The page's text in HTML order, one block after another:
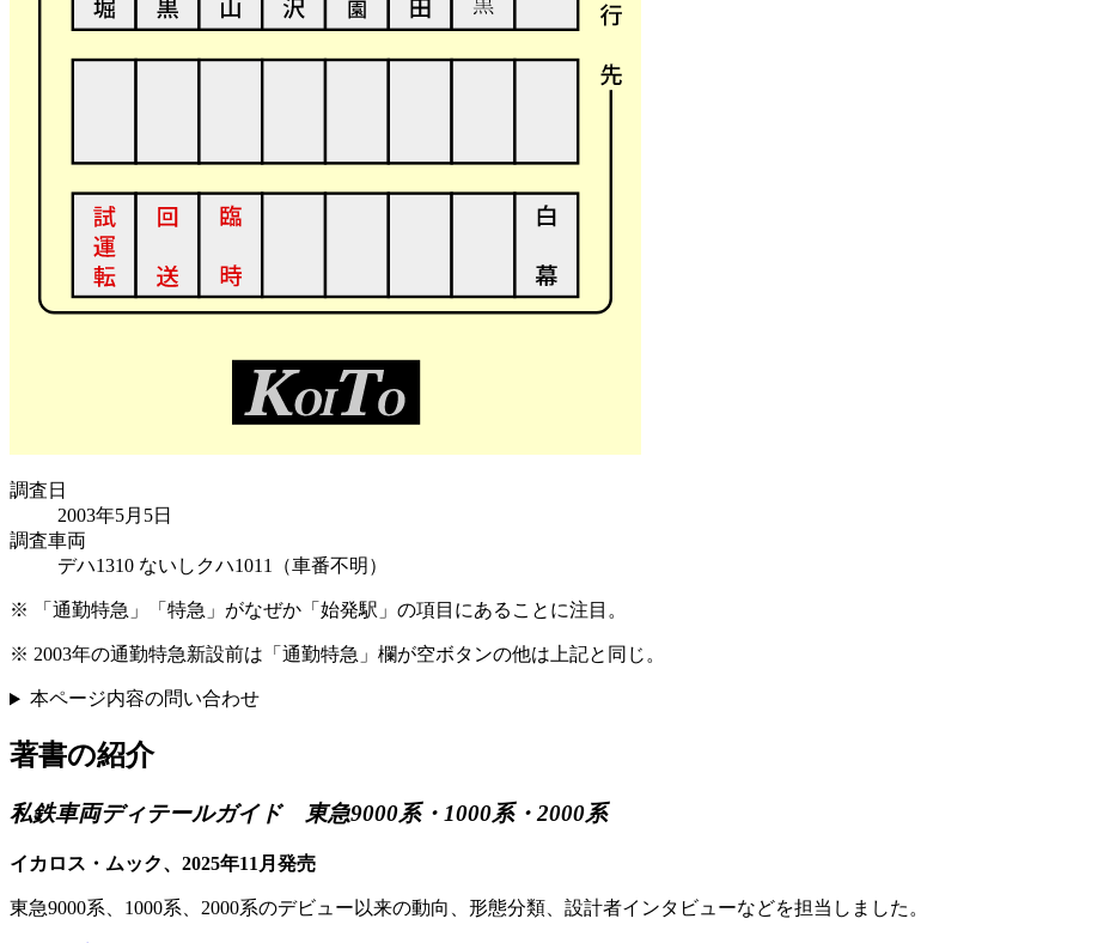
調査日
2003年5月5日
調査車両
デハ1310 ないしクハ1011（車番不明）
※ 通勤特急 特急 がなぜか「始発駅」の項目にあることに注目。
※ 2003年の通勤特急新設前は 通勤特急 欄が空ボタンの他は上記と同じ。
本ページ内容の問い合わせ
著書の紹介
私鉄車両ディテールガイド 東急9000系・1000系・2000系
イカロス・ムック、2025年11月発売
東急9000系、1000系、2000系のデビュー以来の動向、形態分類、設計者インタビューなどを担当しました。